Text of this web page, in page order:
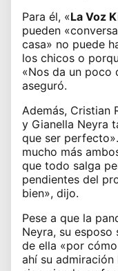
Para él, «La Voz
pueden
casa» no puede
los chicos o
«Nos da un poco
aseguró.
Además, Cristian
y Gianella Neyra
que ser
mucho más
que todo salga
pendientes del
bien», dijo.
Pese a que la
Neyra, su
de ella «por
ahí su